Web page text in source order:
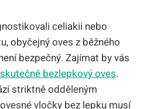
celiakii nebo
obyčejný oves z běžného
bezpečný. Zajímat by vás
bezlepkový oves.
striktně odděleným
vločky bez lepku musí